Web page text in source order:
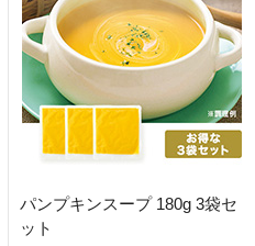
パンプキンスープ 180g 3袋セ
ット